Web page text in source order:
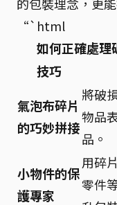
“`html
如何正確處理
技巧
氣泡布碎片
的巧妙拼接
將破
物品
品。
小物件的保
護專家
用碎
零件